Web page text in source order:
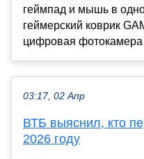
геймпад и мышь в
геймерский коврик
цифровая фотокамера
03:17, 02 Апр
ВТБ выяснил, кто
2026 году